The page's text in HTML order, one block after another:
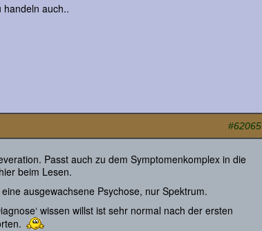
handeln auch..
#62065
Passt auch zu dem Symptomenkomplex in die
beim Lesen.
ausgewachsene Psychose, nur Spektrum.
wissen willst ist sehr normal nach der ersten